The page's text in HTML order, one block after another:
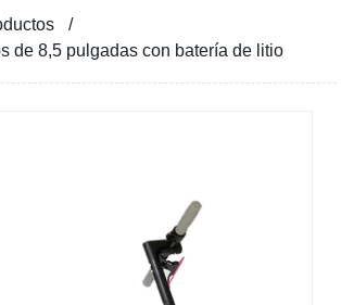
de 8,5 pulgadas con batería de litio